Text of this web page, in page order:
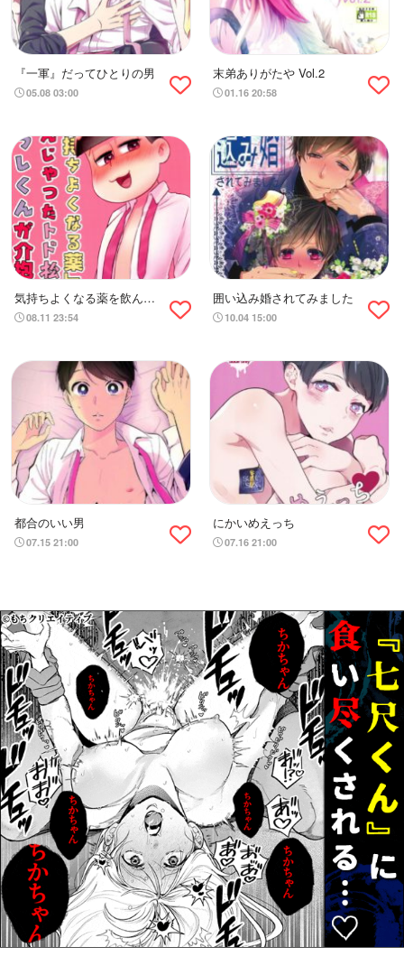
『一軍』だってひとりの男
05.08 03:00
末弟ありがたや Vol.2
01.16 20:58
気持ちよくなる薬を飲んじ
ゃったトド松をあつしくん
08.11 23:54
囲い込み婚されてみました
10.04 15:00
都合のいい男
07.15 21:00
にかいめえっち
07.16 21:00